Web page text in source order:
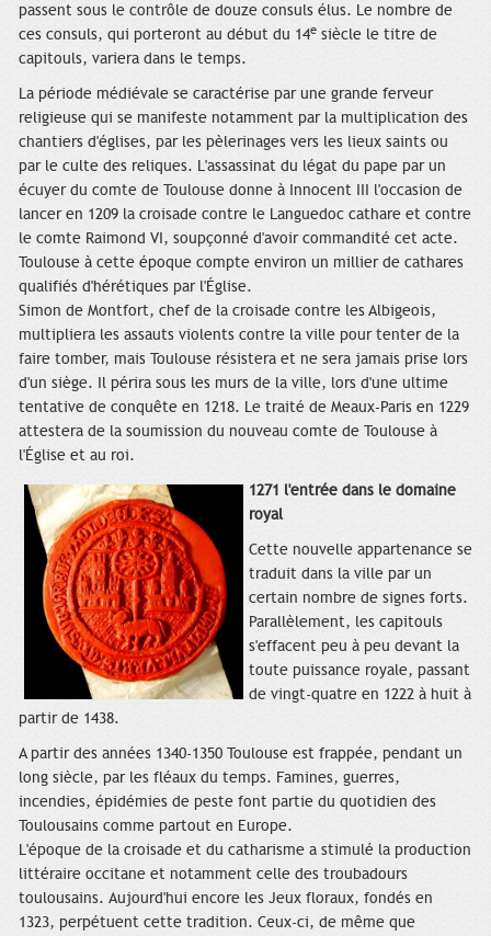
passent sous le contrôle de douze consuls élus. Le nombre de
ces consuls, qui porteront au début du 14e siècle le titre de
capitouls, variera dans le temps.
La période médiévale se caractérise par une grande ferveur
religieuse qui se manifeste notamment par la multiplication des
chantiers d'églises, par les pèlerinages vers les lieux saints ou
par le culte des reliques. L'assassinat du légat du pape par un
écuyer du comte de Toulouse donne à Innocent III l'occasion de
lancer en 1209 la croisade contre le Languedoc cathare et contre
le comte Raimond VI, soupçonné d'avoir commandité cet acte.
Toulouse à cette époque compte environ un millier de cathares
qualifiés d'hérétiques par l'Église.
Simon de Montfort, chef de la croisade contre les Albigeois,
multipliera les assauts violents contre la ville pour tenter de la
faire tomber, mais Toulouse résistera et ne sera jamais prise lors
d'un siège. Il périra sous les murs de la ville, lors d'une ultime
tentative de conquête en 1218. Le traité de Meaux-Paris en 1229
attestera de la soumission du nouveau comte de Toulouse à
l'Église et au roi.
1271 l'entrée dans le domaine
royal
Cette nouvelle appartenance se
traduit dans la ville par un
certain nombre de signes forts.
Parallèlement, les capitouls
s'effacent peu à peu devant la
toute puissance royale, passant
de vingt-quatre en 1222 à huit à
partir de 1438.
A partir des années 1340-1350 Toulouse est frappée, pendant un
long siècle, par les fléaux du temps. Famines, guerres,
incendies, épidémies de peste font partie du quotidien des
Toulousains comme partout en Europe.
L'époque de la croisade et du catharisme a stimulé la production
littéraire occitane et notamment celle des troubadours
toulousains. Aujourd'hui encore les Jeux floraux, fondés en
1323, perpétuent cette tradition. Ceux-ci, de même que